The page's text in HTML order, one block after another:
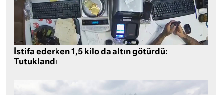
İstifa ederken 1,5 kilo da altın götürdü:
Tutuklandı